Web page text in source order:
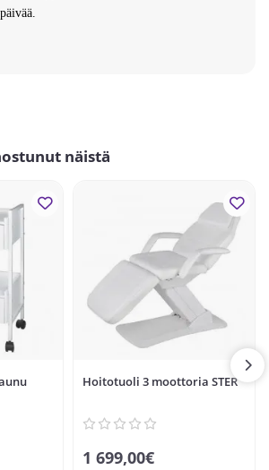
näistä
Hoitotuoli 3 moottoria STER
1 699,00€